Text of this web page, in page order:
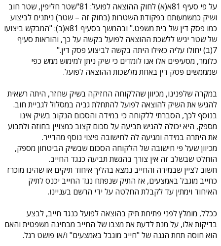
על פי סעיף 81א(א) לחוק ההוצאה לפועל: 81"שטר חליפין, שטר חוב
ושיק כמשמעותם בפקודת השטרות (בחוק זה – שטר) ניתנים לביצוע
כמו פסק דין של בית משפט." ובהמשך בסעיף 81א(ב): "המבקש ביצועו
של שטר יגיש ללשכת ההוצאה לפועל בקשה על כך, והוראות סעיף
7(ב) יחולו עליה כאילו היתה בקשה לביצוע פסק דין."
כלומר, מסעיפים אלו אנו לומדים כי שיק ניתן למימוש ממש כפי
שמממשים פסק דין באחת מלשכות ההוצאה לפועל.
במקרה שלפנינו, מכיוון שהלקוחה החזיקה בשיק שחזר, היתה רשאית
להגיש את השיק להוצאה לפועל להתחלת גביה במסלול לגביית חוב.
בנוסף לכך, הסברתי ללקוחה כי במידה והסכום הנקוב בשיק אינו
מספק, היא יכולה להגיש תביעה על סכום קצוב כמצויין בחוזה ולתבוע
את היתרה במידה ומגיעה לה לחישובה פיצוי נוסף מהדייר.
מכיוון שעל פי חישובה של הלקוחה הסכום שבשיק הביטחון מספק,
הוחלט שבשלב זה אין צורך בהגשת תביעה כנגד החייב.
חשוב לציין שבמידה והחייב נמצא בהליך איחוד תיקים או שהינו מוכרז
כחייב מוגבל באמצעים, אז התיק שנפתח נגד החייב יכנס לתיק
האיחוד וימתין עד לקבלת החלטה על ידי הרשם בעניינו.
ככלל, מומלץ לפני פתיחת תיק בהוצאה לפועל כנגד חייב, לבצע
בדיקות אלו, על מנת לדעת את מצבו של החייב מבחינה משפטית והאם
הוא חוסה תחת הגנה של "חייב מוגבל באמצעים" ו/או פושט רגל.